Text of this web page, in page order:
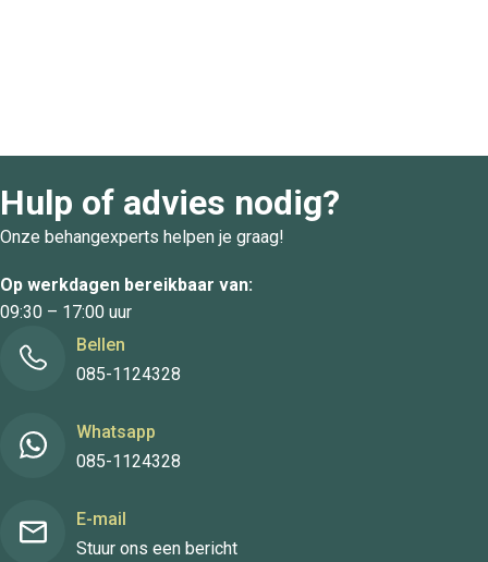
Hulp of advies nodig?
Onze behangexperts helpen je graag!
Op werkdagen bereikbaar van:
09:30 – 17:00 uur
Bellen
085-1124328
Whatsapp
085-1124328
E-mail
Stuur ons een bericht